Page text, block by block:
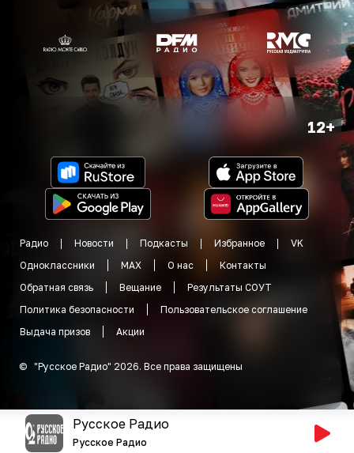
12+
Радио Новости Подкасты Избранное
VK
Одноклассники
MAX О нас
Контакты
Обратная связь
Вещание
Результаты СОУТ
Политика безопасности
Пользовательское соглашение
Выдача призов
Акции
© "Русское Радио" 2026. Все права защищены
Русское Радио
Русское Радио